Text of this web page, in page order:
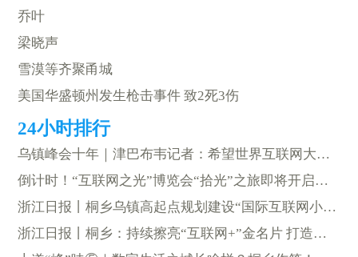
乔叶
梁晓声
雪漠等齐聚甬城
美国华盛顿州发生枪击事件 致2死3伤
乌镇峰会十年｜津巴布韦记者：希望世界互联网大会成为连接发展中国家的桥梁
倒计时！“互联网之光”博览会“拾光”之旅即将开启……
浙江日报丨桐乡乌镇高起点规划建设“国际互联网小镇”
浙江日报丨桐乡：持续擦亮“互联网+”金名片 打造数字文明先行市